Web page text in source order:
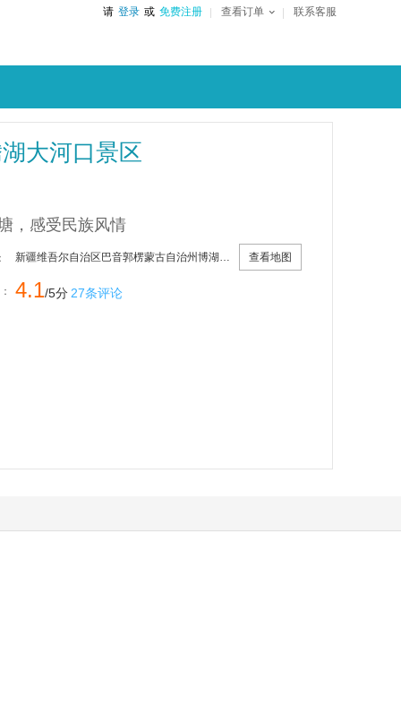
请 登录 或 免费注册 查看订单 联系客服
大河口景区
，感受民族风情
新疆维吾尔自治区巴音郭楞蒙古自治州博湖县乌兰再格森乡23县道西50米 查看地图
4.1/5分 27条评论